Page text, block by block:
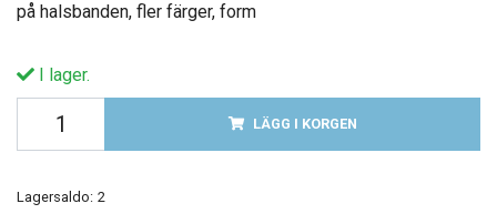
på halsbanden, fler färger, form
I lager.
LÄGG I KORGEN
Lagersaldo: 2